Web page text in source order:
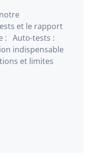
et le rapport
: Auto-tests :
indispensable
et limites